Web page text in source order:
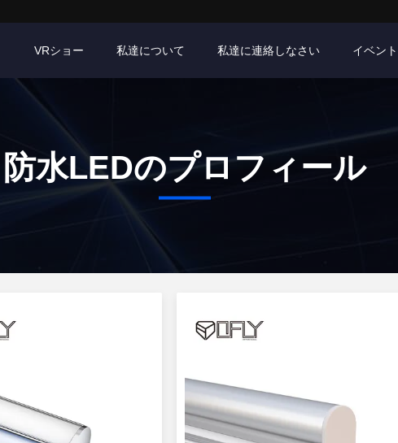
VRショー 私達について 私達に連絡しなさい イベント
防水LEDのプロフィール